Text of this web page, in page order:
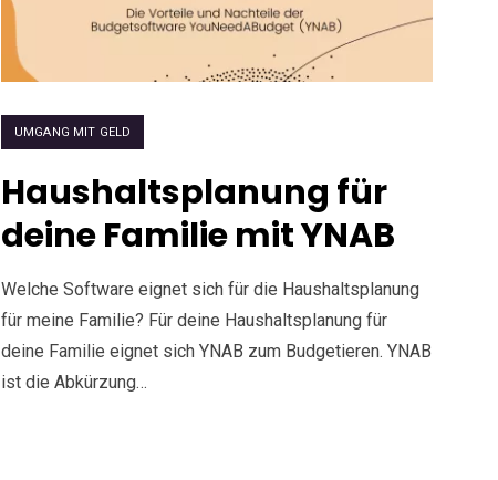
UMGANG MIT GELD
Haushaltsplanung für
deine Familie mit YNAB
Welche Software eignet sich für die Haushaltsplanung
für meine Familie? Für deine Haushaltsplanung für
deine Familie eignet sich YNAB zum Budgetieren. YNAB
ist die Abkürzung…